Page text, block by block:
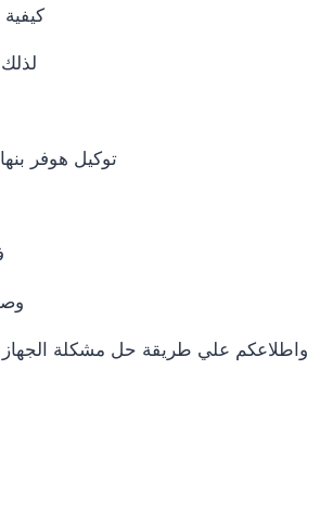
توكيل هوفر
واطلاعكم علي طريقة حل مشكلة الجهاز